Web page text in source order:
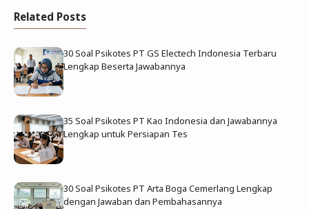
Related Posts
30 Soal Psikotes PT GS Electech Indonesia Terbaru
Lengkap Beserta Jawabannya
35 Soal Psikotes PT Kao Indonesia dan Jawabannya
Lengkap untuk Persiapan Tes
30 Soal Psikotes PT Arta Boga Cemerlang Lengkap
dengan Jawaban dan Pembahasannya